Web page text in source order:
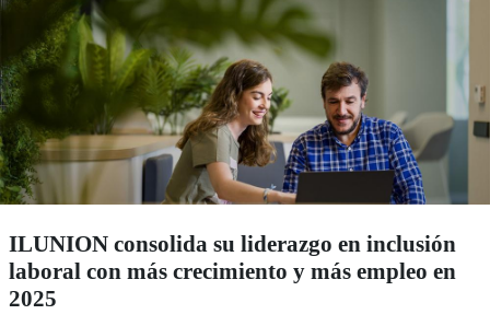
ILUNION consolida su liderazgo en inclusión
laboral con más crecimiento y más empleo en
2025